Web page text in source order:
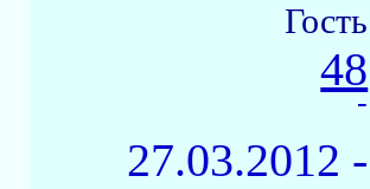
Гость
48
-
27.03.2012 -